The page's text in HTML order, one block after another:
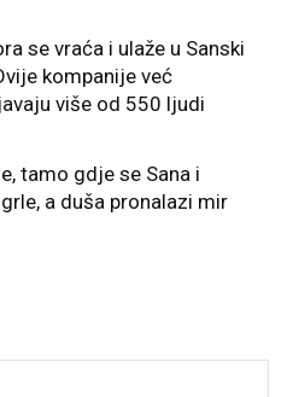
se vraća i ulaže u Sanski
kompanije već
više od 550 ljudi
tamo gdje se Sana i
a duša pronalazi mir